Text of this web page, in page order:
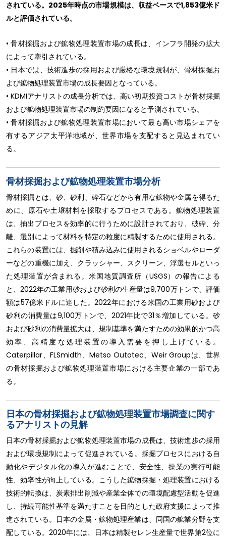
されている。2025年時点の市場規模は、収益ベースで1,853億米ド
ルと評価されている。
• 骨材採掘および鉱物処理装置市場の成長は、インフラ開発の拡大
によって牽引されている。
• 日本では、技術進歩の採用および厳格な環境規制が、骨材採掘お
よび鉱物処理装置市場の成長要因となっている。
• KDMIアナリストの成長分析では、高い初期投資コストが骨材採掘
および鉱物処理装置市場の制約要因になると予測されている。
• 骨材採掘および鉱物処理装置市場において最も高い市場シェアを
有するアジア太平洋地域が、世界市場を支配すると見込まれてい
る。
骨材採掘および鉱物処理装置市場分析
骨材採掘とは、砂、砂利、砕石などから有用な鉱物や金属を得るた
めに、原石や土壌材料を採取するプロセスである。鉱物処理装置
は、抽出プロセスを効率的に行うために設計されており、破砕、分
離、選別によって材料を特定の粒度に精製するために使用される。
これらの装置には、掘削や積み込みに使用されるショベルやローダ
ーなどの重機に加え、クラッシャー、スクリーン、浮選セルといっ
た処理装置が含まれる。米国地質調査所（USGS）の報告による
と、2022年の工業用砂および砂利の生産量は9,700万トンで、評価
額は57億米ドルに達した。2022年における米国の工業用砂および
砂利の消費量は9,100万トンで、2021年比で31％増加している。砂
および砂利の消費量拡大は、規制基準を満たすための効果的かつ高
効率、高精度な処理装置の導入需要を押し上げている。
Caterpillar、FLSmidth、Metso Outotec、Weir Groupは、世界
の骨材採掘および鉱物処理装置市場における主要企業の一部であ
る。
日本の骨材採掘および鉱物処理装置市場調査に関す
るアナリストの見解
日本の骨材採掘および鉱物処理装置市場の成長は、技術進歩の採用
および環境規制によって促進されている。採掘プロセスにおける自
動化やデジタル化の導入が進むことで、安全性、操業の実行可能
性、効率性が向上している。こうした鉱物採掘・処理装置における
技術的転換は、炭素排出削減や産業全体での環境配慮型活動を促進
し、持続可能性基準を満たすことを目的とした政府支援によって推
進されている。日本の金属・鉱物処理産業は、同国の鉱業分野を支
配している。2020年には、日本は精製セレン生産量で世界第2位に